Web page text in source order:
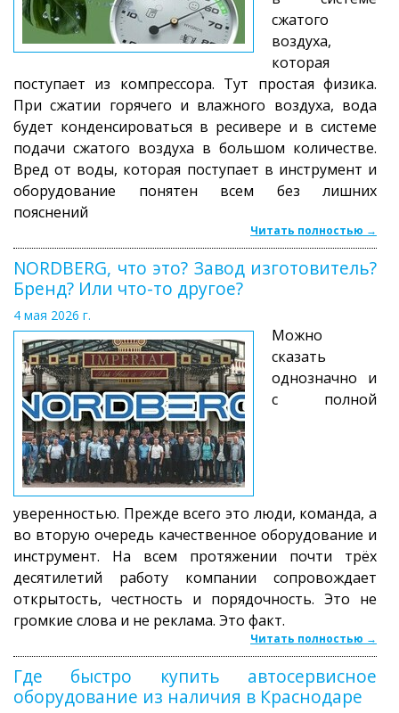
сжатого
воздуха,
которая
поступает из компрессора. Тут простая физика.
При сжатии горячего и влажного воздуха, вода
будет конденсироваться в ресивере и в системе
подачи сжатого воздуха в большом количестве.
Вред от воды, которая поступает в инструмент и
оборудование понятен всем без лишних
пояснений
Читать полностью →
NORDBERG, что это? Завод изготовитель?
Бренд? Или что-то другое?
4 мая 2026 г.
Можно
сказать
однозначно и
с полной
уверенностью. Прежде всего это люди, команда, а
во вторую очередь качественное оборудование и
инструмент. На всем протяжении почти трёх
десятилетий работу компании сопровождает
открытость, честность и порядочность. Это не
громкие слова и не реклама. Это факт.
Читать полностью →
Где быстро купить автосервисное
оборудование из наличия в Краснодаре